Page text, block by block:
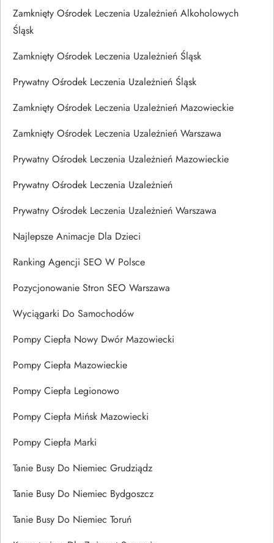
Zamknięty Ośrodek Leczenia Uzależnień Alkoholowych
Śląsk
Zamknięty Ośrodek Leczenia Uzależnień Śląsk
Prywatny Ośrodek Leczenia Uzależnień Śląsk
Zamknięty Ośrodek Leczenia Uzależnień Mazowieckie
Zamknięty Ośrodek Leczenia Uzależnień Warszawa
Prywatny Ośrodek Leczenia Uzależnień Mazowieckie
Prywatny Ośrodek Leczenia Uzależnień
Prywatny Ośrodek Leczenia Uzależnień Warszawa
Najlepsze Animacje Dla Dzieci
Ranking Agencji SEO W Polsce
Pozycjonowanie Stron SEO Warszawa
Wyciągarki Do Samochodów
Pompy Ciepła Nowy Dwór Mazowiecki
Pompy Ciepła Mazowieckie
Pompy Ciepła Legionowo
Pompy Ciepła Mińsk Mazowiecki
Pompy Ciepła Marki
Tanie Busy Do Niemiec Grudziądz
Tanie Busy Do Niemiec Bydgoszcz
Tanie Busy Do Niemiec Toruń